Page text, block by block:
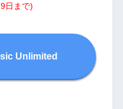
日まで)
Unlimited